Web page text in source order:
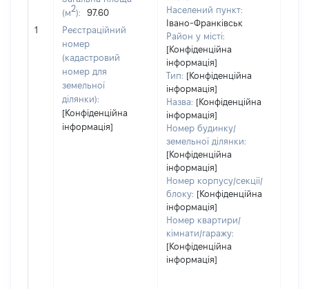
1
(м2):
97.60
Реєстраційний
номер
(кадастровий
номер для
земельної
ділянки):
[Конфіденційна
інформація]
Населений пункт:
Івано-Франківськ
Район у місті:
[Конфіденційна
інформація]
Тип: [Конфіденційна
інформація]
Назва: [Конфіденційна
інформація]
Номер будинку/
земельної ділянки:
[Конфіденційна
інформація]
Номер корпусу/секції/
блоку: [Конфіденційна
інформація]
Номер квартири/
кімнати/гаражу:
[Конфіденційна
інформація]